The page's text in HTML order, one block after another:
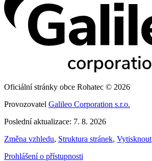
Oficiální stránky obce Rohatec © 2026
Provozovatel Galileo Corporation s.r.o.
Poslední aktualizace: 7. 8. 2026
Změna vzhledu, Struktura stránek, Vytisknout
Prohlášení o přístupnosti